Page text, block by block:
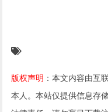
版权声明 ：本文内容由互
本人。本站仅提供信息存